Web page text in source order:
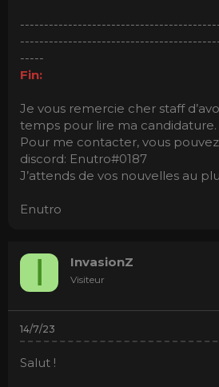
-----
Fin:
Je vous remercie cher staff
temps pour lire ma candidature.
Pour me contacter, vous
discord: Enutro#0187
J’attends de vos nouvelles au
Enutro
I InvasionZ
Visiteur
14/7/23
Salut !